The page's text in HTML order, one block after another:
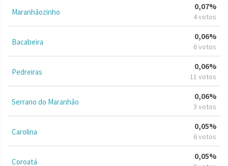
Maranhãozinho
0,07%
4 votos
Bacabeira
0,06%
6 votos
Pedreiras
0,06%
11 votos
Serrano do Maranhão
0,06%
3 votos
Carolina
0,05%
6 votos
Coroatá
0,05%